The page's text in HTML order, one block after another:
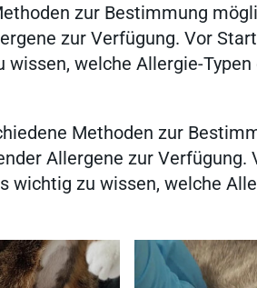
zur Bestimmung
zur Verfügung. Vor
wissen, welche Allergie-Typen
Methoden zur
Allergene zur Verfügung.
wichtig zu wissen, welche